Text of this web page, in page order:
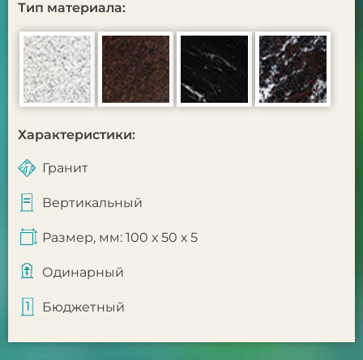
Тип материала:
Характеристики:
Гранит
Вертикальный
Размер, мм: 100 х 50 х 5
Одинарный
Бюджетный